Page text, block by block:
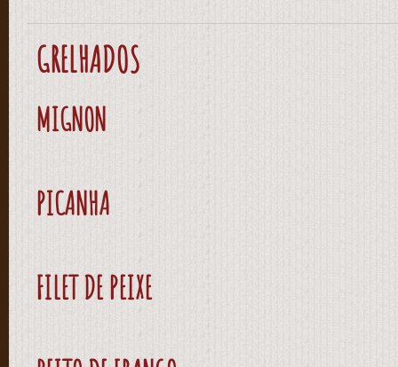
GRELHADOS
MIGNON
PICANHA
FILET DE PEIXE